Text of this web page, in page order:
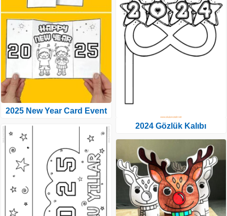
2025 New Year Card Event
2024 Gözlük Kalıbı